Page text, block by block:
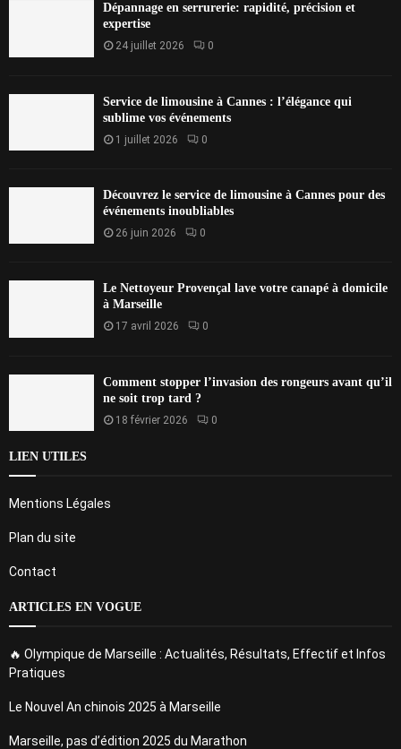
Dépannage en serrurerie: rapidité, précision et
expertise
24 juillet 2026 0
Service de limousine à Cannes : l’élégance qui
sublime vos événements
1 juillet 2026 0
Découvrez le service de limousine à Cannes pour des
événements inoubliables
26 juin 2026 0
Le Nettoyeur Provençal lave votre canapé à domicile
à Marseille
17 avril 2026 0
Comment stopper l’invasion des rongeurs avant qu’il
ne soit trop tard ?
18 février 2026 0
LIEN UTILES
Mentions Légales
Plan du site
Contact
ARTICLES EN VOGUE
🔥 Olympique de Marseille : Actualités, Résultats, Effectif et Infos
Pratiques
Le Nouvel An chinois 2025 à Marseille
Marseille, pas d’édition 2025 du Marathon